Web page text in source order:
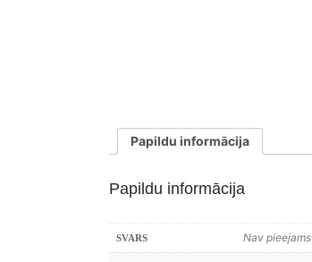
Papildu informācija
Papildu informācija
SVARS Nav pieejams